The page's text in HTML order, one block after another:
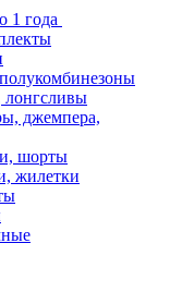
1 года
лонгсливы
джемпера,
шорты
жилетки